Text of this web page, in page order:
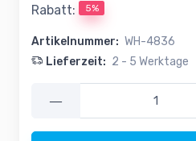
Rabatt: 5%
Artikelnummer: WH-4836
Lieferzeit: 2 - 5 Werktage
—